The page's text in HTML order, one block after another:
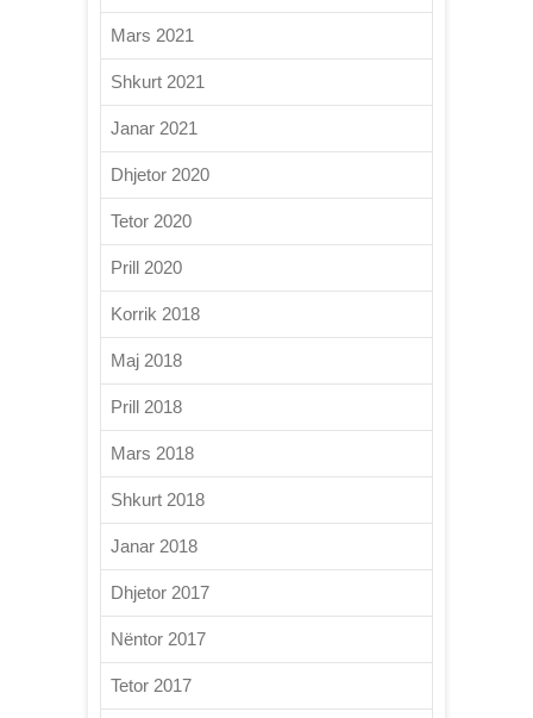
Mars 2021
Shkurt 2021
Janar 2021
Dhjetor 2020
Tetor 2020
Prill 2020
Korrik 2018
Maj 2018
Prill 2018
Mars 2018
Shkurt 2018
Janar 2018
Dhjetor 2017
Nëntor 2017
Tetor 2017